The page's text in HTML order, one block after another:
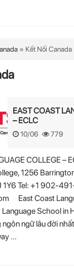
» Kết Nối Canada
EAST COAST
– ECLC
10/06 779
COLLEGE –
1256
1Y6 Tel: +1 902-
East Coast
School in
ngữ lâu đời
…